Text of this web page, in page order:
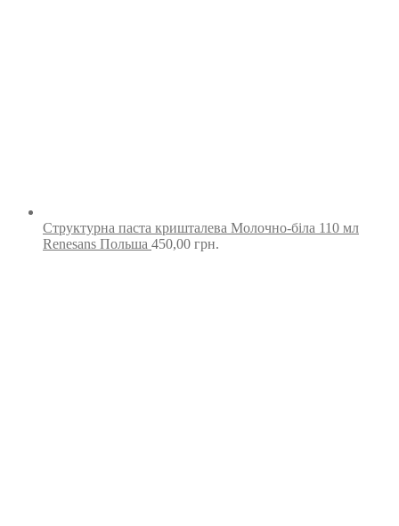
Структурна паста кришталева Молочно-біла 110 мл
Renesans Польша 450,00 грн.